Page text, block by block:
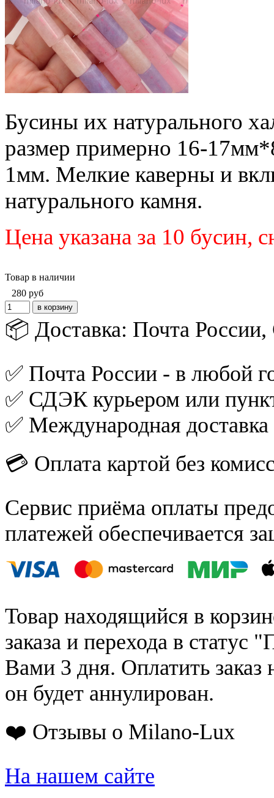
Бусины их натурального
размер примерно 16-
1мм. Мелкие каверны и
натурального камня.
Цена указана за 10 бусин,
Товар в наличии
280 руб
📦 Доставка: Почта
✅ Почта России - в любой
✅ СДЭК курьером или
✅ Международная
💳 Оплата картой без
Сервис приёма оплаты
платежей обеспечивается
Товар находящийся в
заказа и перехода в статус
Вами 3 дня. Оплатить заказ
он будет аннулирован.
❤️ Отзывы о Milano-Lux
На нашем сайте